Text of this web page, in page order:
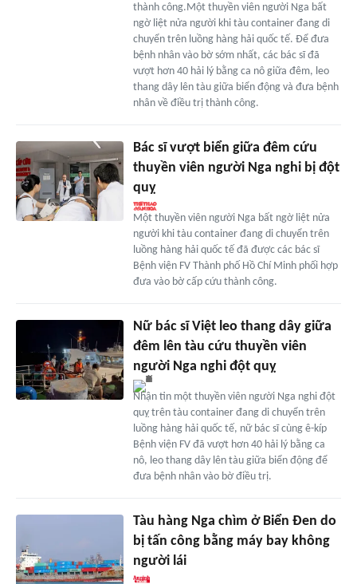
thành công.Một thuyền viên người Nga bất
ngờ liệt nửa người khi tàu container đang di
chuyển trên luồng hàng hải quốc tế. Để đưa
bệnh nhân vào bờ sớm nhất, các bác sĩ đã
vượt hơn 40 hải lý bằng ca nô giữa đêm, leo
thang dây lên tàu giữa biển động và đưa bệnh
nhân về điều trị thành công.
Bác sĩ vượt biển giữa đêm cứu
thuyền viên người Nga nghi bị đột
quỵ
Một thuyền viên người Nga bất ngờ liệt nửa
người khi tàu container đang di chuyển trên
luồng hàng hải quốc tế đã được các bác sĩ
Bệnh viện FV Thành phố Hồ Chí Minh phối hợp
đưa vào bờ cấp cứu thành công.
Nữ bác sĩ Việt leo thang dây giữa
đêm lên tàu cứu thuyền viên
người Nga nghi đột quỵ
Nhận tin một thuyền viên người Nga nghi đột
quỵ trên tàu container đang di chuyển trên
luồng hàng hải quốc tế, nữ bác sĩ cùng ê-kíp
Bệnh viện FV đã vượt hơn 40 hải lý bằng ca
nô, leo thang dây lên tàu giữa biển động để
đưa bệnh nhân vào bờ điều trị.
Tàu hàng Nga chìm ở Biển Đen do
bị tấn công bằng máy bay không
người lái